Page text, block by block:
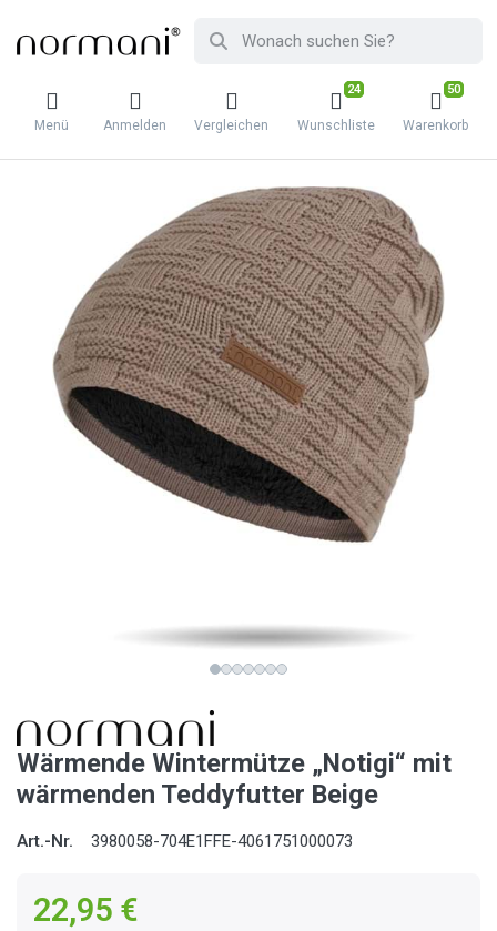
Menü Anmelden Vergleichen
24
Wunschliste
50
Warenkorb
Wärmende Wintermütze „Notigi“ mit
wärmenden Teddyfutter Beige
Art.-Nr. 3980058-704E1FFE-4061751000073
22,95 €